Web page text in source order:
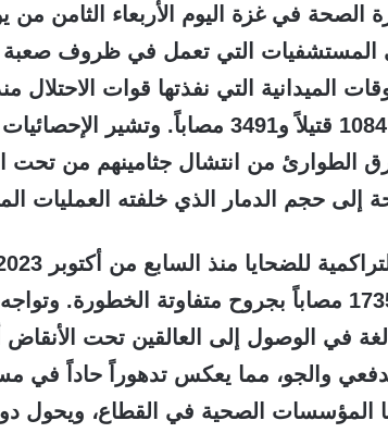
الصحة في غزة اليوم الأربعاء الثامن من
التي تعمل في ظروف صعبة
الميدانية التي نفذتها قوات الاحتلال
الحادي عشر من أكتوبر 2025 بلغت 1084 قتيلاً و3491 مصاباً.
تمكنت فرق الطوارئ من انتشال جثامينهم من تحت
حجم الدمار الذي خلفته العمليات
بلغت 73110 قتلى بالإضافة إلى 173599 مصاباً بجروح متفاوتة
في الوصول إلى العالقين تحت
والجو، مما يعكس تدهوراً حاداً في
المؤسسات الصحية في القطاع، ويحول